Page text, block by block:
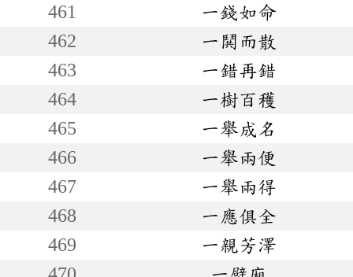
461
一錢如命
462
一鬨而散
463
一錯再錯
464
一樹百穫
465
一舉成名
466
一舉兩便
467
一舉兩得
468
一應俱全
469
一親芳澤